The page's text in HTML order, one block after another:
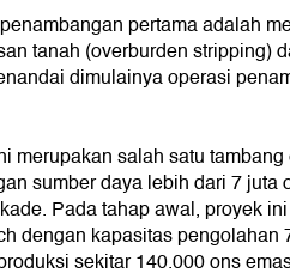
pertama adalah
tanah (overburden stripping)
dimulainya operasi
merupakan salah satu
sumber daya lebih dari 7 juta
Pada tahap awal, proyek
dengan kapasitas pengolahan
sekitar 140.000 ons